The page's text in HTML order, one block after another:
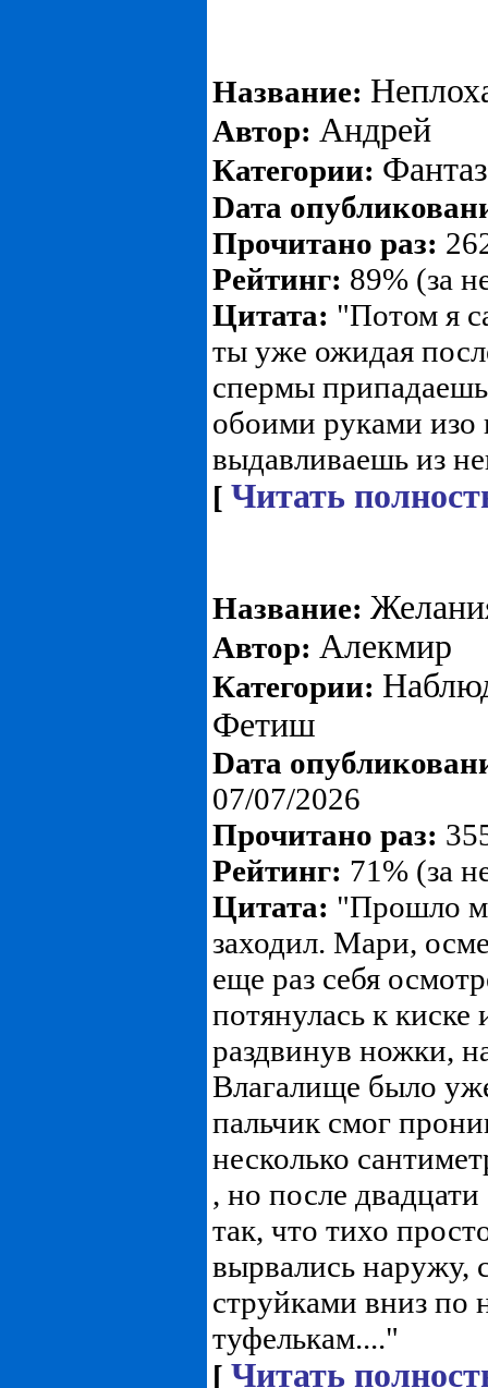
Название:
Автор: Андрей
Категории:
Dата
Прочитано раз:
Рейтинг: 89% (за
Цитата: "Потом я
ты уже ожидая
спермы
обоими руками изо
выдавливаешь из
[ Читать
Название:
Автор: Алекмир
Категории:
Фетиш
Dата
07/07/2026
Прочитано раз:
Рейтинг: 71% (за
Цитата: "Прошло
заходил. Мари,
еще раз себя
потянулась к киске
раздвинув ножки,
Влагалище было
пальчик смог
несколько
, но после
так, что тихо
вырвались наружу,
струйками вниз по
туфелькам...."
[ Читать